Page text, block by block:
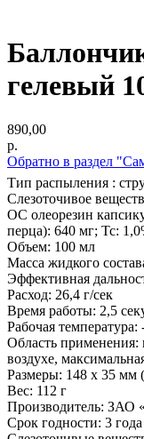
гелевый
890,00
р.
Обратно в раздел
Тип распыления :
Слезоточивое
OC олеорезин
перца): 640 мг; Tc:
Объем: 100 мл
Масса жидкого
Эффективная
Расход: 26,4 г/сек
Время работы: 2,5
Рабочая
Область
воздухе,
Размеры: 148 x 35 мм
Вес: 112 г
Производитель: ЗАО
Срок годности: 3 года